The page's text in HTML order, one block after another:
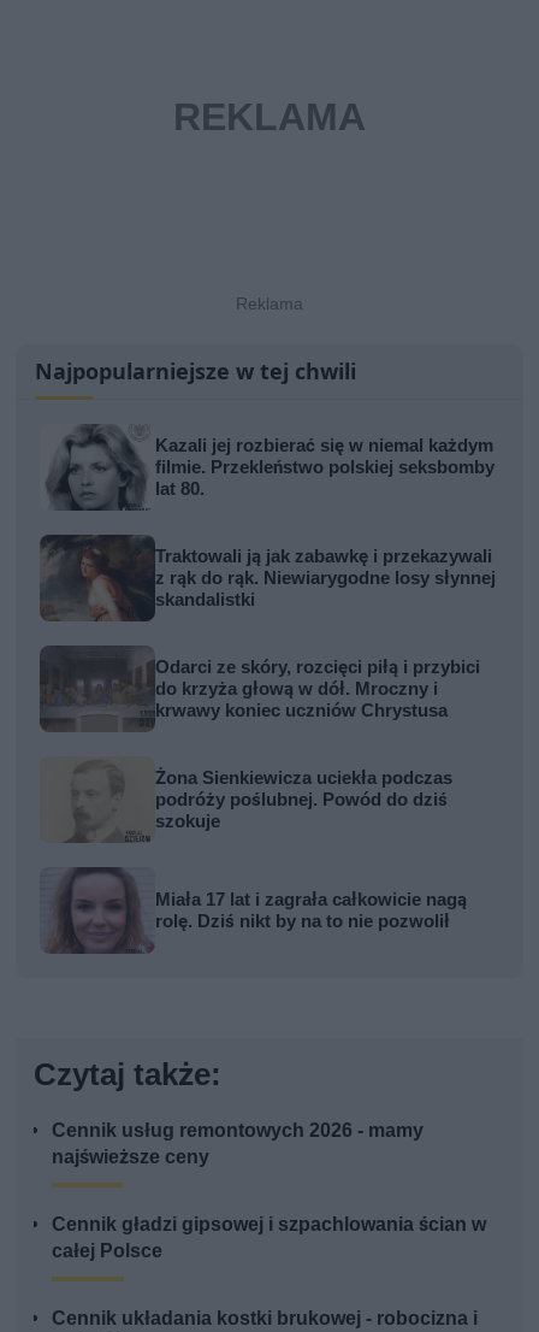
Najpopularniejsze w tej chwili
Kazali jej rozbierać się w niemal każdym
filmie. Przekleństwo polskiej seksbomby
lat 80.
Traktowali ją jak zabawkę i przekazywali
z rąk do rąk. Niewiarygodne losy słynnej
skandalistki
Odarci ze skóry, rozcięci piłą i przybici
do krzyża głową w dół. Mroczny i
krwawy koniec uczniów Chrystusa
Żona Sienkiewicza uciekła podczas
podróży poślubnej. Powód do dziś
szokuje
Miała 17 lat i zagrała całkowicie nagą
rolę. Dziś nikt by na to nie pozwolił
Czytaj także:
Cennik usług remontowych 2026 - mamy
najświeższe ceny
Cennik gładzi gipsowej i szpachlowania ścian w
całej Polsce
Cennik układania kostki brukowej - robocizna i